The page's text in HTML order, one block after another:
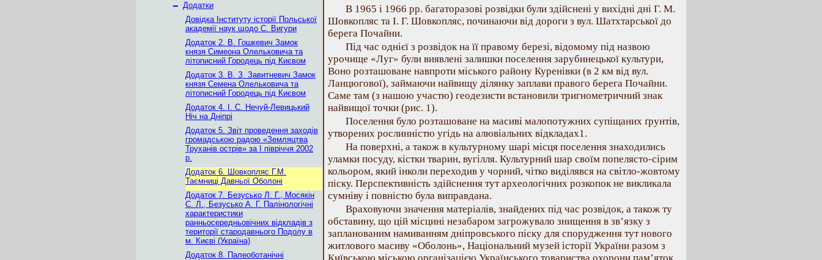
– Додатки
Довідка Інституту історії Польської
академії наук щодо С. Вигури
Додаток 2. В. Гошкевич Замок
князя Симеона Олельковича та
літописний Городець під Києвом
Додаток 3. В. З. Завитневич Замок
князя Семена Олельковича та
літописний Городець під Києвом
Додаток 4. І. С. Нечуй-Левицький
Ніч на Дніпрі
Додаток 5. Звіт проведення заходів
громадською радою «Земляцтва
Труханів острів» за І півріччя 2002
р.
Додаток 6. Шовкопляс Г.М.
Таємниці Давньої Оболоні
Додаток 7. Безусько Л. Г., Мосякін
С. Л., Безусько А. Г. Палінологічні
характеристики
ранньосередньовічних відкладів з
території стародавнього Подолу в
м. Києві (Україна)
Додаток 8. Палеоботанічні
В 1965 і 1966 рр. багаторазові розвідки були здійснені у вихідні дні Г. М.
Шовкопляс та І. Г. Шовкопляс, починаючи від дороги з вул. Шатхтарської до
берега Почайни.
Під час однієї з розвідок на її правому березі, відомому під назвою
урочище «Луг» були виявлені залишки поселення зарубинецької культури,
Воно розташоване навпроти міського району Куренівки (в 2 км від вул.
Ланцюгової), займаючи найвищу ділянку заплави правого берега Почайни.
Саме там (з нашою участю) геодезисти встановили тригнометричний знак
найвищої точки (рис. 1).
Поселення було розташоване на масиві малопотужних супіщаних ґрунтів,
утворених рослинністю угідь на алювіальних відкладах1.
На поверхні, а також в культурному шарі місця поселення знаходились
уламки посуду, кістки тварин, вугілля. Культурний шар своїм попелясто-сірим
кольором, який інколи переходив у чорний, чітко виділявся на світло-жовтому
піску. Перспективність здійснення тут археологічних розкопок не викликала
сумніву і повністю була виправдана.
Враховуючи значення матеріалів, знайдених під час розвідок, а також ту
обставину, що цій місцині незабаром загрожувало знищення в зв’язку з
запланованим намиванням дніпровського піску для спорудження тут нового
житлового масиву «Оболонь», Національний музей історії України разом з